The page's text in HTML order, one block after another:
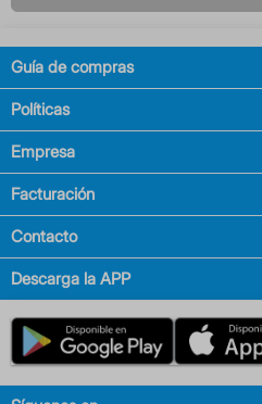
Guía de compras
Políticas
Empresa
Facturación
Contacto
Descarga la APP